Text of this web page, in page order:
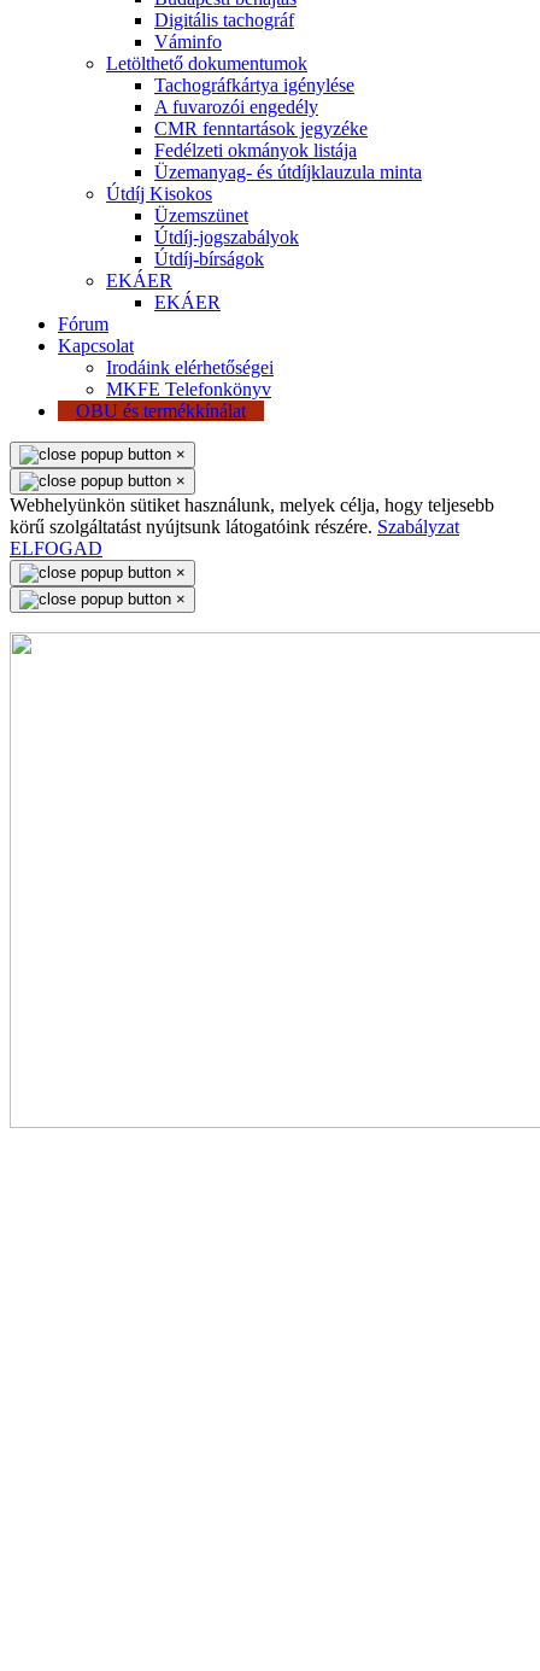
Digitális tachográf
Váminfo
Letölthető dokumentumok
Tachográfkártya igénylése
A fuvarozói engedély
CMR fenntartások jegyzéke
Fedélzeti okmányok listája
Üzemanyag- és útdíjklauzula minta
Útdíj Kisokos
Üzemszünet
Útdíj-jogszabályok
Útdíj-bírságok
EKÁER
EKÁER
Fórum
Kapcsolat
Irodáink elérhetőségei
MKFE Telefonkönyv
OBU és termékkínálat
×
×
Webhelyünkön sütiket használunk, melyek célja, hogy teljesebb
körű szolgáltatást nyújtsunk látogatóink részére. Szabályzat
ELFOGAD
×
×